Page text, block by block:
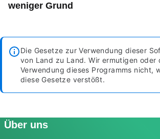
weniger Grund
Die Gesetze zur Verwendung dieser
von Land zu Land. Wir ermutigen oder
Verwendung dieses Programms nicht,
diese Gesetze verstößt.
Über uns